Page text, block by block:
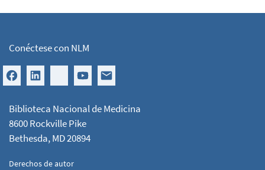
Conéctese con NLM
Biblioteca Nacional de Medicina
8600 Rockville Pike
Bethesda, MD 20894
Derechos de autor